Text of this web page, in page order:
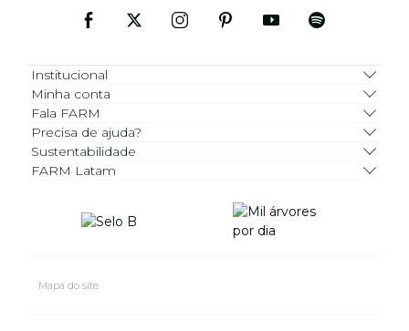
Institucional
Minha conta
Fala FARM
Precisa de ajuda?
Sustentabilidade
FARM Latam
Mapa do site